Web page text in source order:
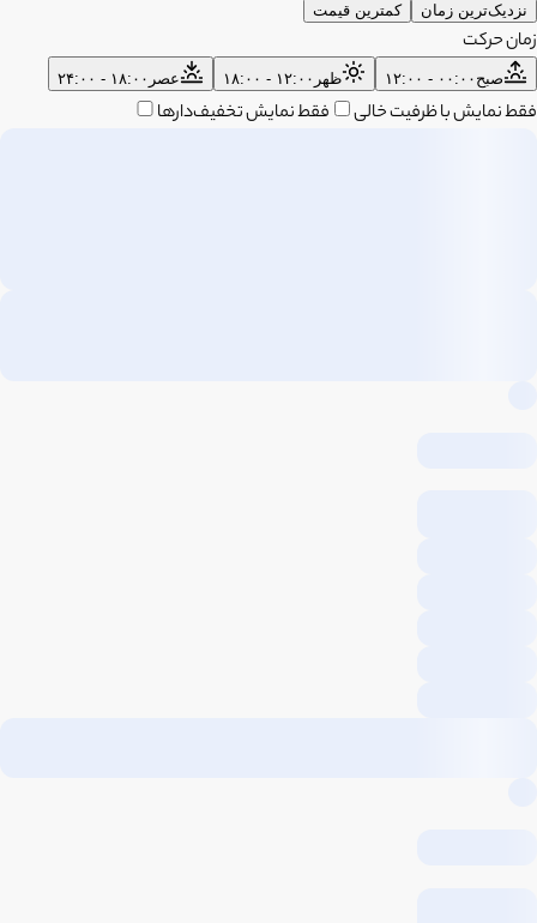
نزدیک‌ترین زمان کمترین قیمت
زمان حرکت
صبح ۰۰:۰۰ - ۱۲:۰۰ ظهر ۱۲:۰۰ - ۱۸:۰۰ عصر ۱۸:۰۰ - ۲۴:۰۰
فقط نمایش با ظرفیت خالی فقط نمایش تخفیف‌دارها